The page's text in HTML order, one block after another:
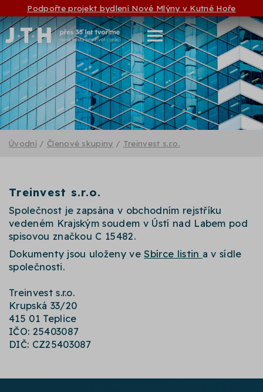
Podpořte projekt bydlení Nové Mlýny v Kutné Hoře
Úvodní / Členové skupiny / Treinvest s.r.o.
Treinvest s.r.o.
Společnost je zapsána v obchodním rejstříku
vedeném Krajským soudem v Ústí nad Labem pod
spisovou značkou C 15482.
Dokumenty jsou uloženy veSbírce listin a v sídle
společnosti.
Treinvest s.r.o.
Krupská 33/20
415 01 Teplice
IČO: 25403087
DIČ: CZ25403087